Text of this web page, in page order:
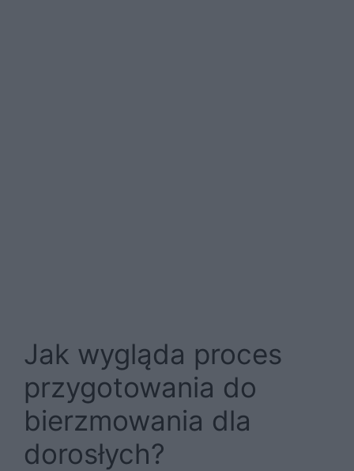
Jak wygląda proces
przygotowania do
bierzmowania dla
dorosłych?